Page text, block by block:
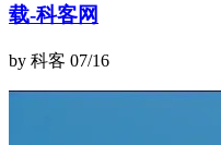
载-科客网
by 科客 07/16